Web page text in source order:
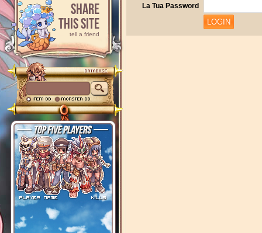
Share
This Site
tell a friend
La Tua Password